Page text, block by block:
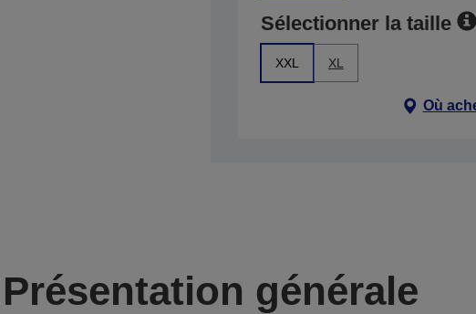
Sélectionner la taille
XXL XL
Où
Présentation générale